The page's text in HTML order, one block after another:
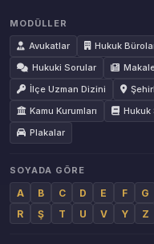
MODÜLLER
Avukatlar
Hukuk
Hukuki Sorular
İlçe Uzman Dizini
Kamu Kurumları
Hukuk
Plakalar
SOYADA GÖRE
A B C D E F G
R
Ş T U V Y Z